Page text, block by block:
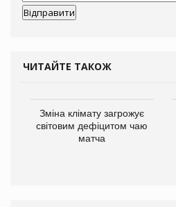
ЧИТАЙТЕ ТАКОЖ
Зміна клімату загрожує
світовим дефіцитом чаю
матча